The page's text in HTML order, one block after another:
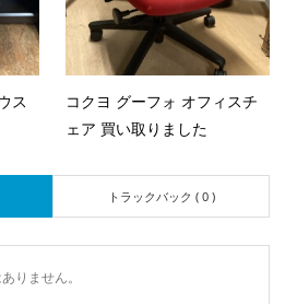
ス
コクヨ グーフォ オフィスチ
ェア 買い取りました
トラックバック ( 0 )
りません。